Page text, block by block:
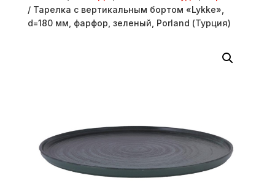
/ Тарелка с вертикальным бортом «Lykke»,
d=180 мм, фарфор, зеленый, Porland (Турция)